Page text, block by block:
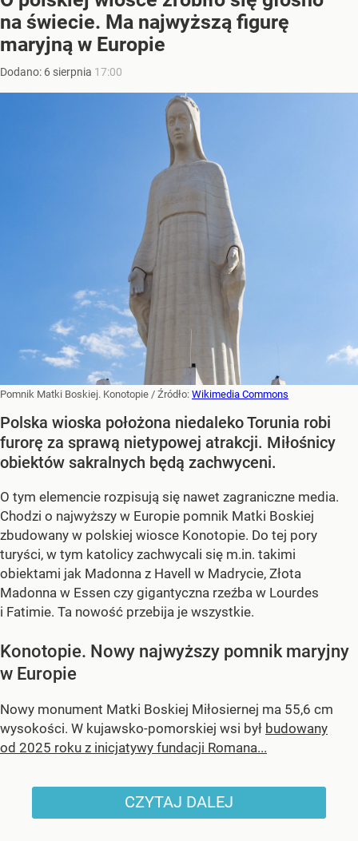
na świecie. Ma najwyższą figurę
maryjną w Europie
Dodano: 6 sierpnia 17:00
Pomnik Matki Boskiej. Konotopie / Źródło: Wikimedia Commons
Polska wioska położona niedaleko Torunia robi
furorę za sprawą nietypowej atrakcji. Miłośnicy
obiektów sakralnych będą zachwyceni.
O tym elemencie rozpisują się nawet zagraniczne media.
Chodzi o najwyższy w Europie pomnik Matki Boskiej
zbudowany w polskiej wiosce Konotopie. Do tej pory
turyści, w tym katolicy zachwycali się m.in. takimi
obiektami jak Madonna z Havell w Madrycie, Złota
Madonna w Essen czy gigantyczna rzeźba w Lourdes
i Fatimie. Ta nowość przebija je wszystkie.
Konotopie. Nowy najwyższy pomnik maryjny
w Europie
Nowy monument Matki Boskiej Miłosiernej ma 55,6 cm
wysokości. W kujawsko-pomorskiej wsi był budowany
od 2025 roku z inicjatywy fundacji Romana...
CZYTAJ DALEJ